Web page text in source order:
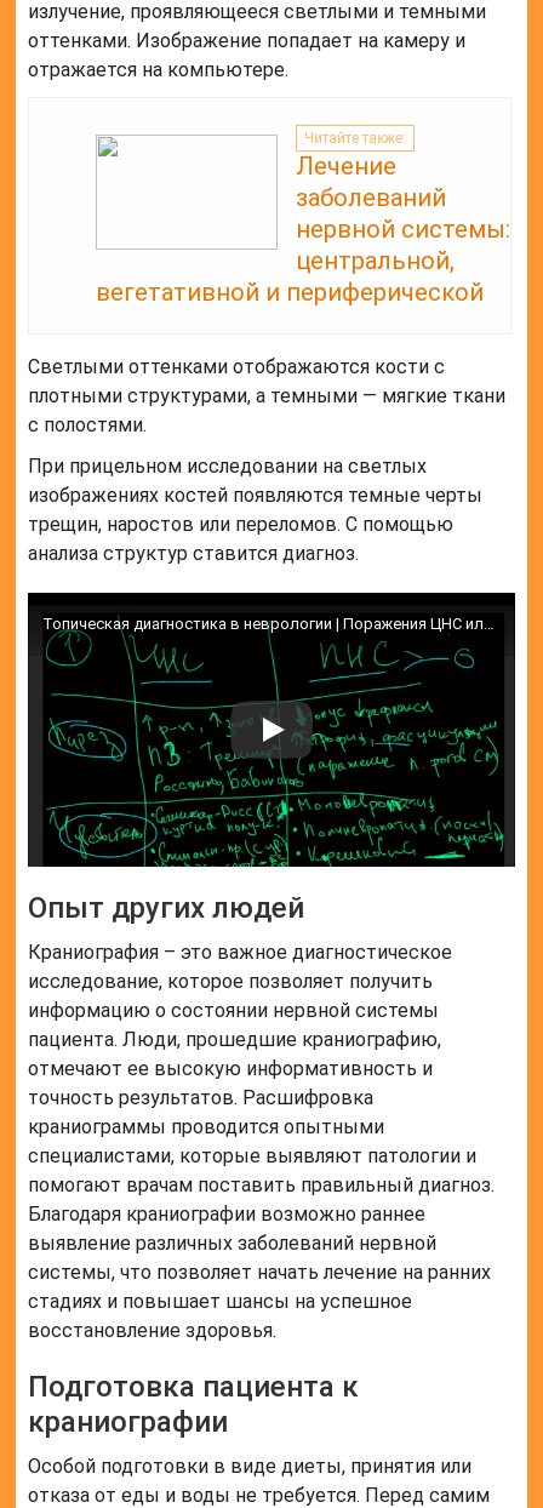
излучение, проявляющееся светлыми и темными
оттенками. Изображение попадает на камеру и
отражается на компьютере.
Читайте также:
Лечение
заболеваний
нервной системы:
центральной,
вегетативной и периферической
Светлыми оттенками отображаются кости с
плотными структурами, а темными — мягкие ткани
с полостями.
При прицельном исследовании на светлых
изображениях костей появляются темные черты
трещин, наростов или переломов. С помощью
анализа структур ставится диагноз.
Топическая диагностика в неврологии | Поражения ЦНС или ПНС
Опыт других людей
Краниография – это важное диагностическое
исследование, которое позволяет получить
информацию о состоянии нервной системы
пациента. Люди, прошедшие краниографию,
отмечают ее высокую информативность и
точность результатов. Расшифровка
краниограммы проводится опытными
специалистами, которые выявляют патологии и
помогают врачам поставить правильный диагноз.
Благодаря краниографии возможно раннее
выявление различных заболеваний нервной
системы, что позволяет начать лечение на ранних
стадиях и повышает шансы на успешное
восстановление здоровья.
Подготовка пациента к
краниографии
Особой подготовки в виде диеты, принятия или
отказа от еды и воды не требуется. Перед самим